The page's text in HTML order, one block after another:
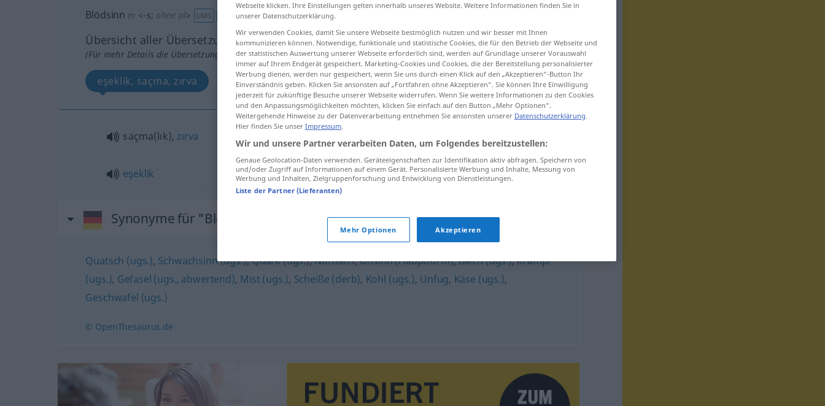
Blödsinn m <-s; ohne pl> UMG
Übersicht aller Übersetzungen
(Für mehr Details die Übersetzung anklicken/antippen)
eşeklik, saçma, zırva
saçma(lık), zırva
eşeklik Blödsinn (≈ Unfug)
Synonyme für "Blödsinn"
Quatsch (ugs.), Schwachsinn (ugs.),Quark (ugs.),Nonsens,Unsinn (Hauptform),Blech (ugs.),Krampf
(ugs.), Gefasel (ugs., abwertend), Mist (ugs.), Scheiße (derb), Kohl (ugs.), Unfug, Käse (ugs.),
Geschwafel (ugs.)
© OpenThesaurus.de
Webseite klicken. Ihre Einstellungen gelten innerhalb unseres Website. Weitere Informationen finden Sie in
unserer Datenschutzerklärung.
Wir verwenden Cookies, damit Sie unsere Webseite bestmöglich nutzen und wir besser mit Ihnen
kommunizieren können. Notwendige, funktionale und statistische Cookies, die für den Betrieb der Webseite und
der statistischen Auswertung unserer Webseite erforderlich sind, werden auf Grundlage unserer Vorauswahl
immer auf Ihrem Endgerät gespeichert. Marketing-Cookies und Cookies, die der Bereitstellung personalisierter
Werbung dienen, werden nur gespeichert, wenn Sie uns durch einen Klick auf den „Akzeptieren“-Button Ihr
Einverständnis geben. Klicken Sie ansonsten auf „Fortfahren ohne Akzeptieren“. Sie können Ihre Einwilligung
jederzeit für zukünftige Besuche unserer Webseite widerrufen. Wenn Sie weitere Informationen zu den Cookies
und den Anpassungsmöglichkeiten möchten, klicken Sie einfach auf den Button „Mehr Optionen“.
Weitergehende Hinweise zu der Datenverarbeitung entnehmen Sie ansonsten unserer Datenschutzerklärung.
Hier finden Sie unser Impressum.
Wir und unsere Partner verarbeiten Daten, um Folgendes bereitzustellen:
Genaue Geolocation-Daten verwenden. Geräteeigenschaften zur Identifikation aktiv abfragen. Speichern von
und/oder Zugriff auf Informationen auf einem Gerät. Personalisierte Werbung und Inhalte, Messung von
Werbung und Inhalten, Zielgruppenforschung und Entwicklung von Dienstleistungen.
Liste der Partner (Lieferanten)
Mehr Optionen Akzeptieren